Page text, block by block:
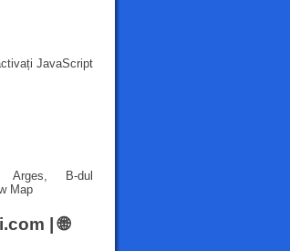
JavaScript
B-dul
Map
| 🌐